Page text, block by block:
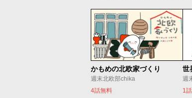
かもめの北欧家づくり
週末北欧部chika
4話無料
世
週
1